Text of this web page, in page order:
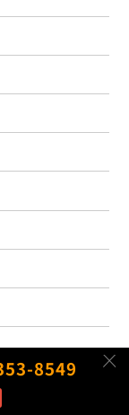
8549 c
丁目7-1
RIGHTS
グリーン